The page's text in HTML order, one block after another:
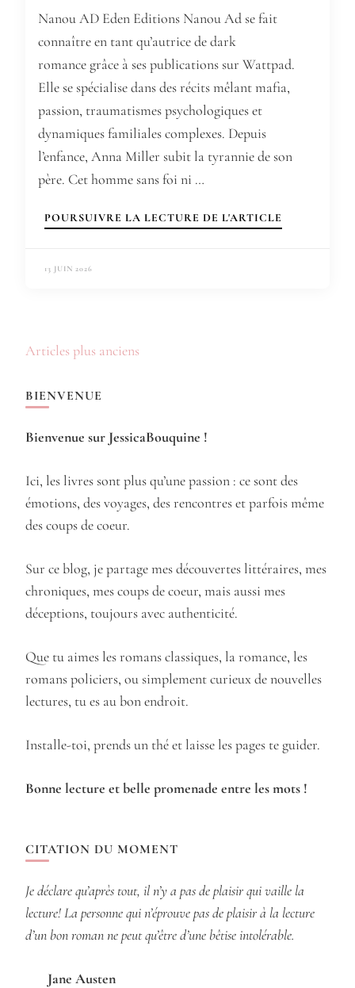
Nanou AD Eden Editions Nanou Ad se fait
connaître en tant qu’autrice de dark
romance grâce à ses publications sur Wattpad.
Elle se spécialise dans des récits mêlant mafia,
passion, traumatismes psychologiques et
dynamiques familiales complexes. Depuis
l’enfance, Anna Miller subit la tyrannie de son
père. Cet homme sans foi ni …
POURSUIVRE LA LECTURE DE L'ARTICLE
13 JUIN 2026
Navigation
articles
Articles plus anciens
BIENVENUE
Bienvenue sur JessicaBouquine !
Ici, les livres sont plus qu’une passion : ce sont des
émotions, des voyages, des rencontres et parfois même
des coups de coeur.
Sur ce blog, je partage mes découvertes littéraires, mes
chroniques, mes coups de coeur, mais aussi mes
déceptions, toujours avec authenticité.
Que tu aimes les romans classiques, la romance, les
romans policiers, ou simplement curieux de nouvelles
lectures, tu es au bon endroit.
Installe-toi, prends un thé et laisse les pages te guider.
Bonne lecture et belle promenade entre les mots !
CITATION DU MOMENT
Je déclare qu’après tout, il n’y a pas de plaisir qui vaille la
lecture! La personne qui n’éprouve pas de plaisir à la lecture
d’un bon roman ne peut qu’être d’une bêtise intolérable.
Jane Austen